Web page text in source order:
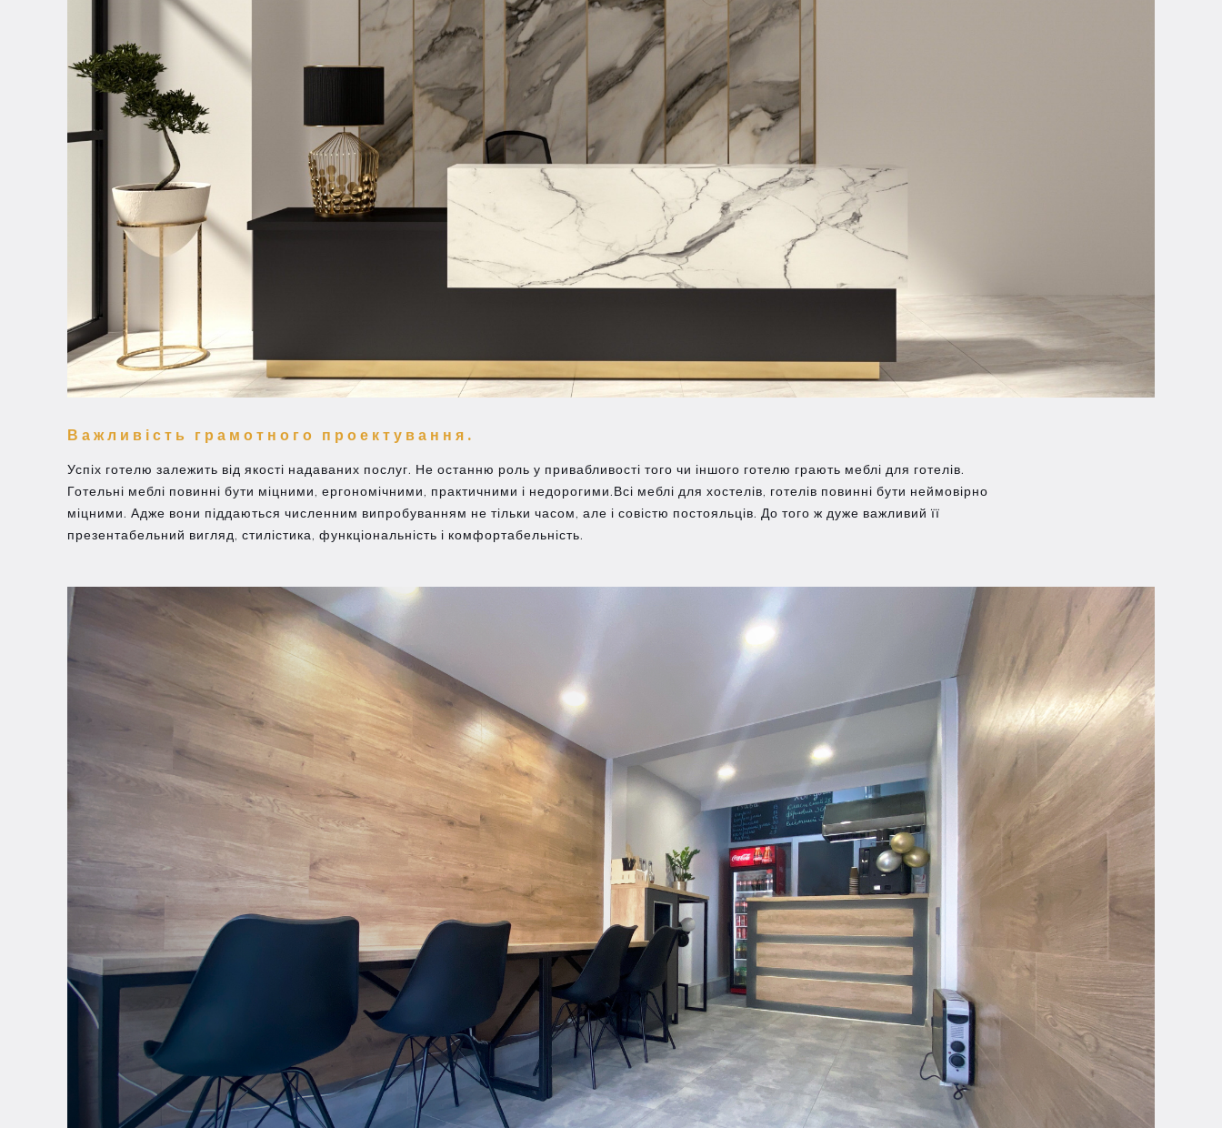
Важливість грамотного проектування.
Успіх готелю залежить від якості надаваних послуг. Не останню роль у привабливості того чи іншого готелю грають меблі для готелів.
Готельні меблі повинні бути міцними, ергономічними, практичними і недорогими.Всі меблі для хостелів, готелів повинні бути неймовірно
міцними. Адже вони піддаються численним випробуванням не тільки часом, але і совістю постояльців. До того ж дуже важливий її
презентабельний вигляд, стилістика, функціональність і комфортабельність.